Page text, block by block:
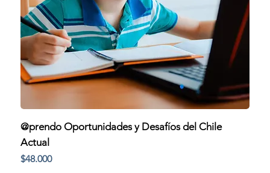
@prendo Oportunidades y Desafíos del Chile
Actual
Precio
$48.000